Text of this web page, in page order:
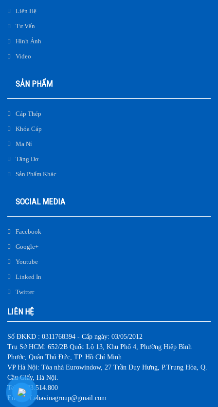
Liên Hệ
Tư Vấn
Hình Ảnh
Video
SẢN PHẨM
Cáp Thép
Khóa Cáp
Ma Ní
Tăng Đơ
Sản Phẩm Khác
SOCIAL MEDIA
Facebook
Google+
Youtube
Linked In
Twitter
LIÊN HỆ
Số ĐKKD : 0311768394 - Cấp ngày: 03/05/2012
Trụ Sở HCM: 652/2B Quốc Lộ 13, Khu Phố 4, Phường Hiệp Bình
Phước, Quận Thủ Đức, TP. Hồ Chí Minh
VP Hà Nội: Tòa nhà Eurowindow, 27 Trần Duy Hưng, P.Trung Hòa, Q.
Cầu Giấy, Hà Nội.
Tel: 0983.514.800
Email : Lehavinagroup@gmail.com